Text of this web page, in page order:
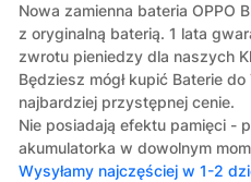
Nowa zamienna bateria OPPO
z oryginalną baterią. 1 lata
zwrotu pieniedzy dla naszych
Będziesz mógł kupić Baterie
najbardziej przystępnej cenie.
Nie posiadają efektu pamięci -
akumulatorka w dowolnym
Wysyłamy najczęściej w 1-2